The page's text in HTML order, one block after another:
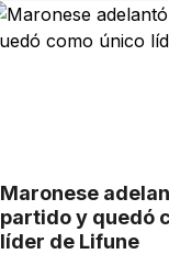
Maronese
partido y quedó
líder de Lifune